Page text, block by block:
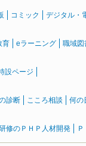
コミック デジタル・
育 eラーニング 職域図
設ページ
診断 こころ相談 何の
修のＰＨＰ人材開発